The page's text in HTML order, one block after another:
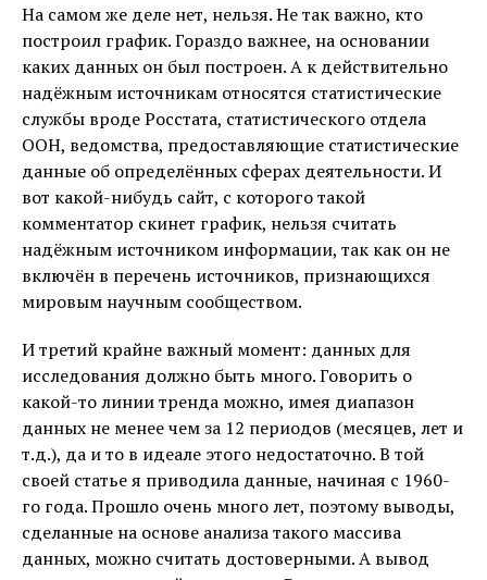
На самом же деле нет, нельзя. Не так важно, кто
построил график. Гораздо важнее, на основании
каких данных он был построен. А к действительно
надёжным источникам относятся статистические
службы вроде Росстата, статистического отдела
ООН, ведомства, предоставляющие статистические
данные об определённых сферах деятельности. И
вот какой-нибудь сайт, с которого такой
комментатор скинет график, нельзя считать
надёжным источником информации, так как он не
включён в перечень источников, признающихся
мировым научным сообществом.
И третий крайне важный момент: данных для
исследования должно быть много. Говорить о
какой-то линии тренда можно, имея диапазон
данных не менее чем за 12 периодов (месяцев, лет и
т.д.), да и то в идеале этого недостаточно. В той
своей статье я приводила данные, начиная с 1960-
го года. Прошло очень много лет, поэтому выводы,
сделанные на основе анализа такого массива
данных, можно считать достоверными. А вывод